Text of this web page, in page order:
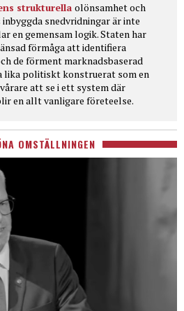
strukturella olönsamhet och
snedvridningar är inte
en gemensam logik. Staten har
förmåga att identifiera
de förment marknadsbaserad
lika politiskt konstruerat som en
att se i ett system där
en allt vanligare företeelse.
OMSTÄLLNINGEN